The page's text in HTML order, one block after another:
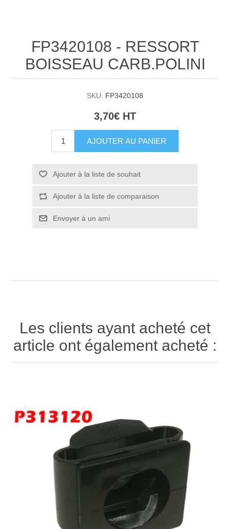
FP3420108 - RESSORT
BOISSEAU CARB.POLINI
SKU: FP3420108
3,70€ HT
AJOUTER AU PANIER
Ajouter à la liste de souhait
Ajouter à la liste de comparaison
Envoyer à un ami
Les clients ayant acheté cet
article ont également acheté :